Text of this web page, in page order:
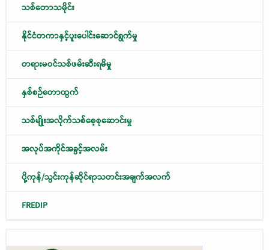
သစ်တောသမိုင်း
နိုင်ငံတကာနှင့်ပူးပေါင်းဆောင်ရွက်မှု
တရားမဝင်သစ်ဖမ်းဆီးရမိမှု
နှစ်စဉ်တောထွက်
သစ်မျိုးအလိုက်သစ်စေ့စုဆောင်းမှု
အလုပ်အကိုင်အခွင့်အလမ်း
ပို့ကုန်/သွင်းကုန်ဆိုင်ရာသတင်းအချက်အလက်
FREDIP